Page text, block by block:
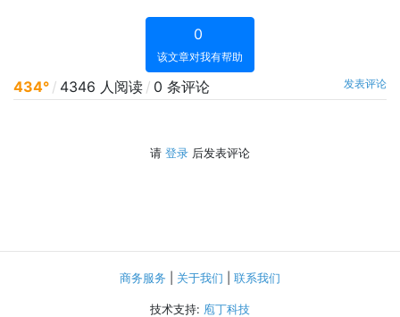
0
该文章对我有帮助
434° / 4346 人阅读 / 0 条评论 发表评论
请 登录 后发表评论
商务服务 关于我们 联系我们
技术支持: 庖丁科技